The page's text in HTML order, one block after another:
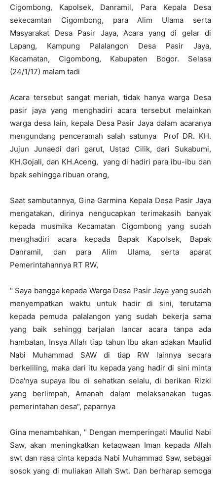
Cigombong, Kapolsek, Danramil, Para Kepala Desa
sekecamtan Cigombong, para Alim Ulama serta
Masyarakat Desa Pasir Jaya, Acara yang di gelar di
Lapang, Kampung Palalangon Desa Pasir Jaya,
Kecamatan, Cigombong, Kabupaten Bogor. Selasa
(24/1/17) malam tadi
Acara tersebut sangat meriah, tidak hanya warga Desa
pasir jaya yang menghadiri acara tersebut melainkan
warga desa lain, kepala Desa Pasir Jaya dalam acaranya
mengundang penceramah salah satunya Prof DR. KH.
Jujun Junaedi dari garut, Ustad Cilik, dari Sukabumi,
KH.Gojali, dan KH.Aceng, yang di hadiri para ibu-ibu dan
bpak sehingga ribuan orang,
Saat sambutannya, Gina Garmina Kepala Desa Pasir Jaya
mengatakan, dirinya nengucapkan terimakasih banyak
kepada musmika Kecamatan Cigombong yang sudah
menghadiri acara kepada Bapak Kapolsek, Bapak
Danramil, dan para Alim Ulama, serta aparat
Pemerintahannya RT RW,
" Saya bangga kepada Warga Desa Pasir Jaya yang sudah
menyempatkan waktu untuk hadir di sini, terutama
kepada pemuda palalangon yang sudah bekerja sama
yang baik sehingg barjalan lancar acara tanpa ada
hambatan, Insya Allah tiap tahun Ibu akan adakan Maulid
Nabi Muhammad SAW di tiap RW lainnya secara
berkeliling, maka dari itu kepada yang hadir di sini minta
Doa'nya supaya Ibu di sehatkan selalu, di berikan Rizki
yang berlimpah, Amanah dalam melaksanakan tugas
pemerintahan desa", paparnya
Gina menambahkan, " Dengan memperingati Maulid Nabi
Saw, akan meningkatkan ketaqwaan Iman kepada Allah
swt dan rasa cinta kepada Nabi Muhammad Saw, sebagai
sosok yang di muliakan Allah Swt. Dan berharap semoga